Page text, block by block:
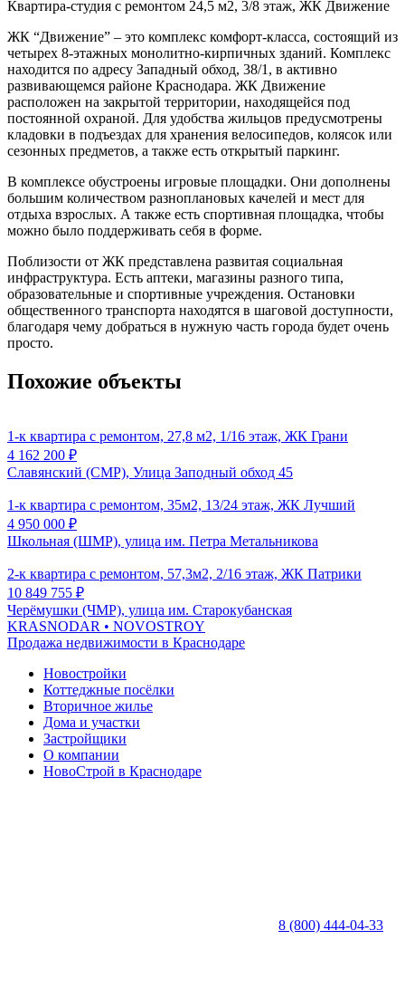
Квартира-студия с ремонтом 24,5 м2, 3/8 этаж, ЖК Движение
ЖК “Движение” – это комплекс комфорт-класса, состоящий из
четырех 8-этажных монолитно-кирпичных зданий. Комплекс
находится по адресу Западный обход, 38/1, в активно
развивающемся районе Краснодара. ЖК Движение
расположен на закрытой территории, находящейся под
постоянной охраной. Для удобства жильцов предусмотрены
кладовки в подъездах для хранения велосипедов, колясок или
сезонных предметов, а также есть открытый паркинг.
В комплексе обустроены игровые площадки. Они дополнены
большим количеством разноплановых качелей и мест для
отдыха взрослых. А также есть спортивная площадка, чтобы
можно было поддерживать себя в форме.
Поблизости от ЖК представлена развитая социальная
инфраструктура. Есть аптеки, магазины разного типа,
образовательные и спортивные учреждения. Остановки
общественного транспорта находятся в шаговой доступности,
благодаря чему добраться в нужную часть города будет очень
просто.
Похожие объекты
1-к квартира с ремонтом, 27,8 м2, 1/16 этаж, ЖК Грани
4 162 200 ₽
Славянский (СМР), Улица Заподный обход 45
1-к квартира с ремонтом, 35м2, 13/24 этаж, ЖК Лучший
4 950 000 ₽
Школьная (ШМР), улица им. Петра Метальникова
2-к квартира с ремонтом, 57,3м2, 2/16 этаж, ЖК Патрики
10 849 755 ₽
Черёмушки (ЧМР), улица им. Старокубанская
KRASNODAR • NOVOSTROY
Продажа недвижимости в Краснодаре
Новостройки
Коттеджные посёлки
Вторичное жилье
Дома и участки
Застройщики
О компании
НовоСтрой в Краснодаре
8 (800) 444-04-33